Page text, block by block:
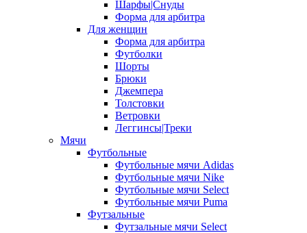
Шарфы|Снуды
Форма для арбитра
Для женщин
Форма для арбитра
Футболки
Шорты
Брюки
Джемпера
Толстовки
Ветровки
Леггинсы|Треки
Мячи
Футбольные
Футбольные мячи Adidas
Футбольные мячи Nike
Футбольные мячи Select
Футбольные мячи Puma
Футзальные
Футзальные мячи Select